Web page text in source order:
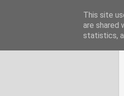
This site
are shared
statistics,